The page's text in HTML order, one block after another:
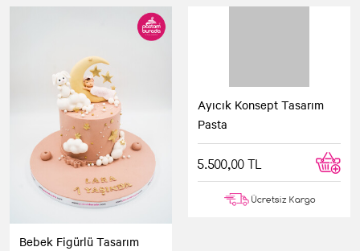
Bebek Figürlü Tasarım
Ayıcık Konsept Tasarım
Pasta
5.500,00 TL
Ücretsiz Kargo